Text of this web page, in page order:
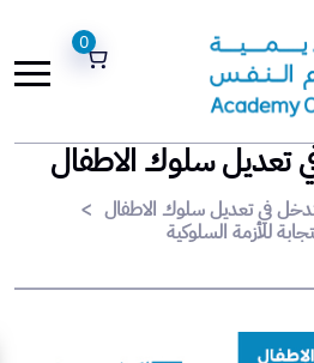
0
تعديل سلوك الاطفال
في تعديل سلوك الاطفال >
للأزمة السلوكية